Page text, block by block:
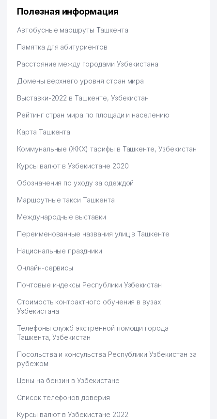
Hamida 03.08.2026 12:45:39
Полезная информация
Автобусные маршруты Ташкента
Памятка для абитуриентов
Расстояние между городами Узбекистана
Домены верхнего уровня стран мира
Выставки-2022 в Ташкенте, Узбекистан
Рейтинг стран мира по площади и населению
Карта Ташкента
Коммунальные (ЖКХ) тарифы в Ташкенте, Узбекистан
Курсы валют в Узбекистане 2020
Обозначения по уходу за одеждой
Маршрутные такси Ташкента
Международные выставки
Переименованные названия улиц в Ташкенте
Национальные праздники
Онлайн-сервисы
Почтовые индексы Республики Узбекистан
Стоимость контрактного обучения в вузах
Узбекистана
Телефоны служб экстренной помощи города
Ташкента, Узбекистан
Посольства и консульства Республики Узбекистан за
рубежом
Цены на бензин в Узбекистане
Список телефонов доверия
Курсы валют в Узбекистане 2022